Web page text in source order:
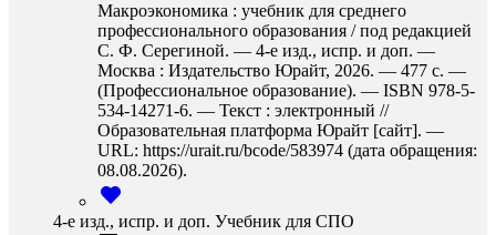
Макроэкономика : учебник для среднего
профессионального образования / под редакцией
С. Ф. Серегиной. — 4-е изд., испр. и доп. —
Москва : Издательство Юрайт, 2026. — 477 с. —
(Профессиональное образование). — ISBN 978-5-
534-14271-6. — Текст : электронный //
Образовательная платформа Юрайт [сайт]. —
URL: https://urait.ru/bcode/583974 (дата обращения:
08.08.2026).
4-е изд., испр. и доп. Учебник для СПО